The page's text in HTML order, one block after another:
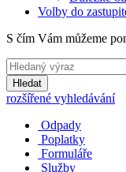
Volby do
S čím Vám můžeme
Hledat
rozšířené vyhledávání
Odpady
Poplatky
Formuláře
Služby